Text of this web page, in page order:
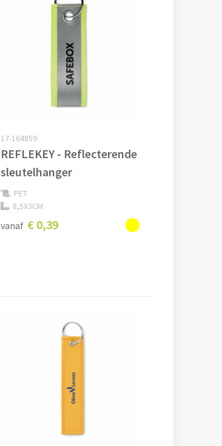
17-164859
REFLEKEY - Reflecterende
sleutelhanger
PET
8,5X3CM
vanaf € 0,39